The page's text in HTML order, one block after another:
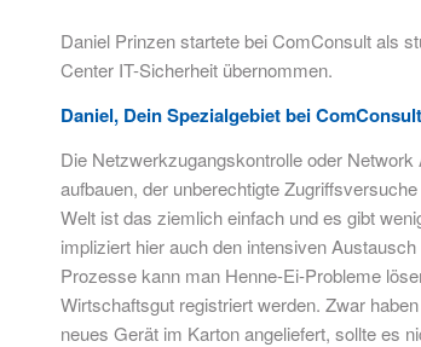
Daniel Prinzen startete bei ComConsult als
Center IT-Sicherheit übernommen.
Daniel, Dein Spezialgebiet bei
Die Netzwerkzugangskontrolle oder
aufbauen, der unberechtigte
Welt ist das ziemlich einfach und es gibt
impliziert hier auch den intensiven
Prozesse kann man Henne-Ei-Probleme
Wirtschaftsgut registriert werden. Zwar
neues Gerät im Karton angeliefert, sollte es